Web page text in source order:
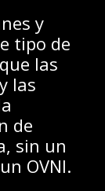
y
tipo de
las
las
de
sin un
OVNI.